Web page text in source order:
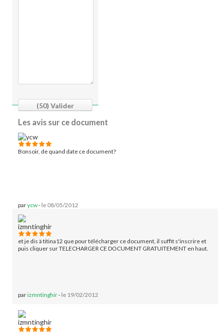
(50) Valider
Les avis sur ce document
Bonsoir, de quand date ce document?
parycw- le 08/05/2012
et je dis à titina12 que pour télécharger ce document, il suffit s'inscrire et
puis cliquer sur TELECHARGER CE DOCUMENT GRATUITEMENT en haut.
parizmntinghir- le 19/02/2012